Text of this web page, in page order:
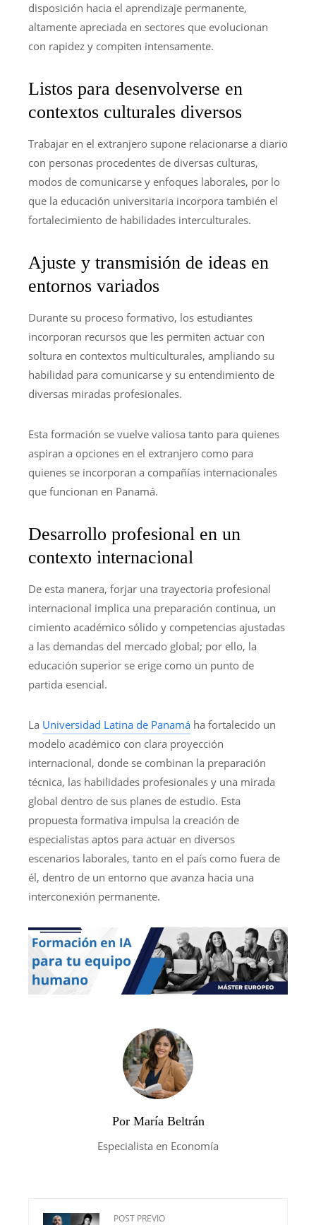
disposición hacia el aprendizaje permanente,
altamente apreciada en sectores que evolucionan
con rapidez y compiten intensamente.
Listos para desenvolverse en
contextos culturales diversos
Trabajar en el extranjero supone relacionarse a diario
con personas procedentes de diversas culturas,
modos de comunicarse y enfoques laborales, por lo
que la educación universitaria incorpora también el
fortalecimiento de habilidades interculturales.
Ajuste y transmisión de ideas en
entornos variados
Durante su proceso formativo, los estudiantes
incorporan recursos que les permiten actuar con
soltura en contextos multiculturales, ampliando su
habilidad para comunicarse y su entendimiento de
diversas miradas profesionales.
Esta formación se vuelve valiosa tanto para quienes
aspiran a opciones en el extranjero como para
quienes se incorporan a compañías internacionales
que funcionan en Panamá.
Desarrollo profesional en un
contexto internacional
De esta manera, forjar una trayectoria profesional
internacional implica una preparación continua, un
cimiento académico sólido y competencias ajustadas
a las demandas del mercado global; por ello, la
educación superior se erige como un punto de
partida esencial.
La Universidad Latina de Panamá ha fortalecido un
modelo académico con clara proyección
internacional, donde se combinan la preparación
técnica, las habilidades profesionales y una mirada
global dentro de sus planes de estudio. Esta
propuesta formativa impulsa la creación de
especialistas aptos para actuar en diversos
escenarios laborales, tanto en el país como fuera de
él, dentro de un entorno que avanza hacia una
interconexión permanente.
Por María Beltrán
Especialista en Economía
POST PREVIO